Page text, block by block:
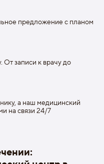
предложение с планом
От записи к врачу до
а наш медицинский
на связи 24/7